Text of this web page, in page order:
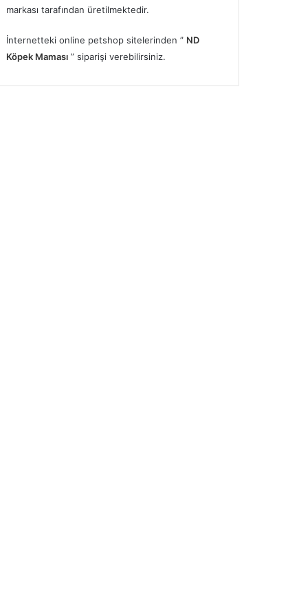
markası tarafından üretilmektedir.
İnternetteki online petshop sitelerinden ” ND
Köpek Maması ” siparişi verebilirsiniz.